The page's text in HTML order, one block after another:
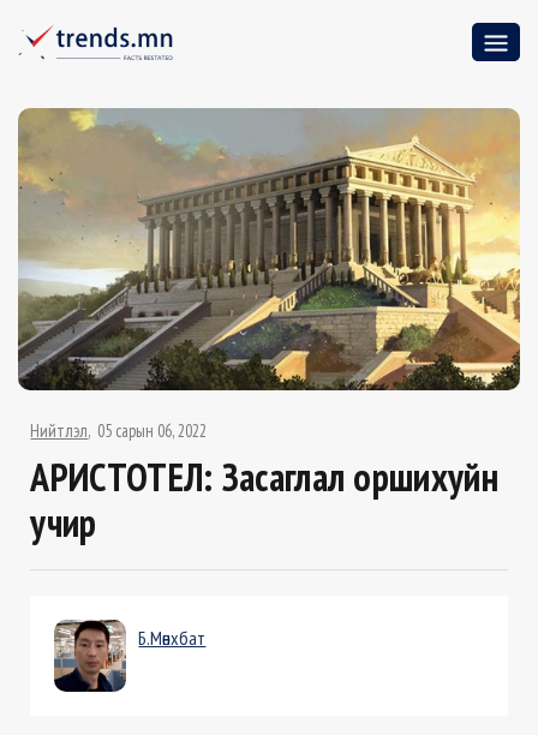
Нийтлэл 05 сарын 06, 2022
АРИСТОТЕЛ: Засаглал оршихуйн
учир
Б.Мөнхбат